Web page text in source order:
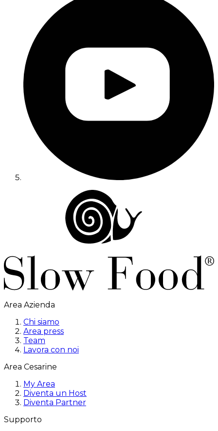
Area Azienda
Chi siamo
Area press
Team
Lavora con noi
Area Cesarine
My Area
Diventa un Host
Diventa Partner
Supporto